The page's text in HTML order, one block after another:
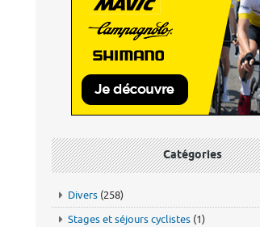
Catégories
Divers (258)
Stages et séjours cyclistes (1)